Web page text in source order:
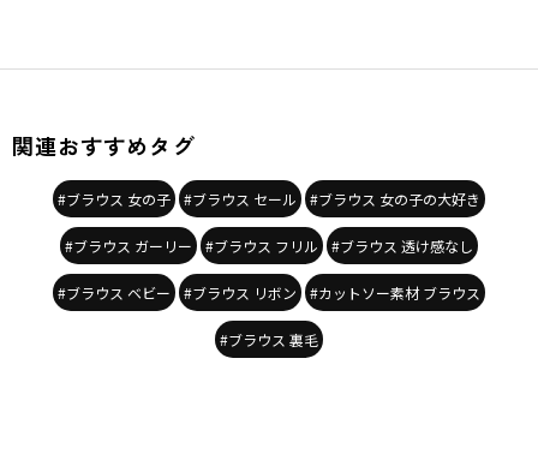
関連おすすめタグ
#ブラウス 女の子 #ブラウス セール #ブラウス 女の子の大好き
#ブラウス ガーリー #ブラウス フリル #ブラウス 透け感なし
#ブラウス ベビー #ブラウス リボン #カットソー素材 ブラウス
#ブラウス 裏毛